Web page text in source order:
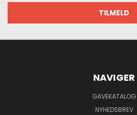
NAVIGER
GAVEKATALOG
NYHEDSBREV